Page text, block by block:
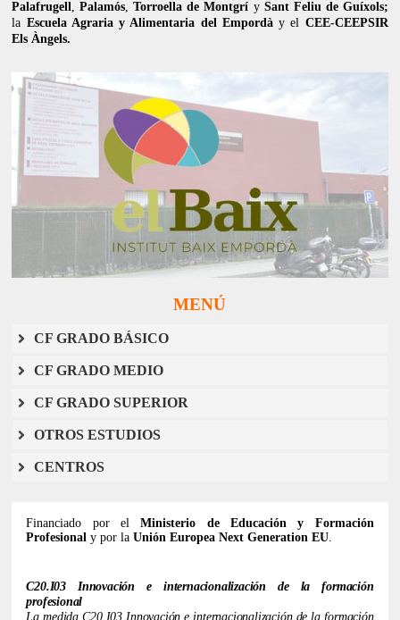
Palafrugell
,Palamós ,Torroella de Montgrí y Sant Feliu de Guíxols;
la Escuela Agraria y Alimentaria del Empordày el CEE-CEEPSIR
Els Àngels.
MENÚ
CF GRADO BÁSICO
CF GRADO MEDIO
CF GRADO SUPERIOR
OTROS ESTUDIOS
CENTROS
Financiado por elMinisterio de Educación y Formación
Profesional y por laUnión Europea Next Generation EU
C20.I03 Innovación e internacionalización de la formación
profesional
La medida C20.I03 Innovación e internacionalización de la formación